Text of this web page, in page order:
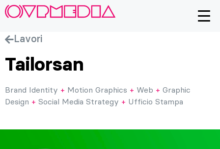
Lavori
Tailorsan
Brand Identity + Motion Graphics + Web + Graphic
Design + Social Media Strategy + Ufficio Stampa